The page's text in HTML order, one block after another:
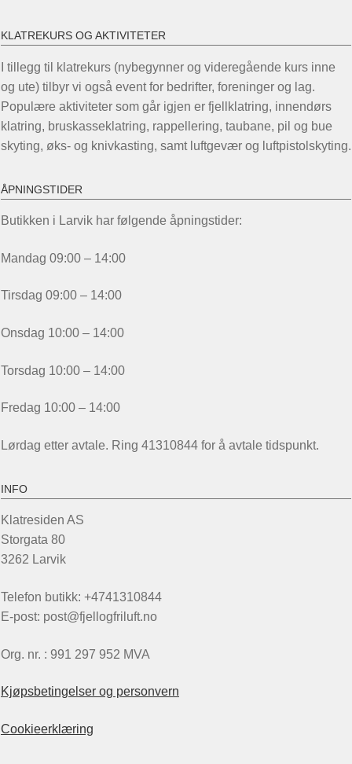
KLATREKURS OG AKTIVITETER
I tillegg til klatrekurs (nybegynner og videregående kurs inne
og ute) tilbyr vi også event for bedrifter, foreninger og lag.
Populære aktiviteter som går igjen er fjellklatring, innendørs
klatring, bruskasseklatring, rappellering, taubane, pil og bue
skyting, øks- og knivkasting, samt luftgevær og luftpistolskyting.
ÅPNINGSTIDER
Butikken i Larvik har følgende åpningstider:
Mandag 09:00 – 14:00
Tirsdag 09:00 – 14:00
Onsdag 10:00 – 14:00
Torsdag 10:00 – 14:00
Fredag 10:00 – 14:00
Lørdag etter avtale. Ring 41310844 for å avtale tidspunkt.
INFO
Klatresiden AS
Storgata 80
3262 Larvik
Telefon butikk: +4741310844
E-post: post@fjellogfriluft.no
Org. nr. : 991 297 952 MVA
Kjøpsbetingelser og personvern
Cookieerklæring